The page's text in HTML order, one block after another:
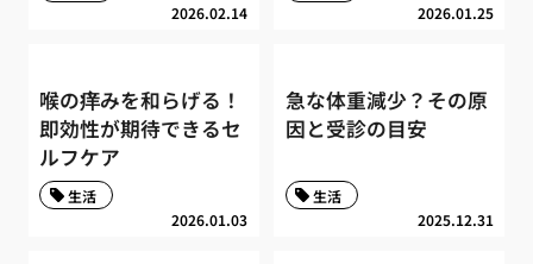
2026.02.14 2026.01.25
喉の痒みを和らげる！
即効性が期待できるセ
ルフケア
2026.01.03
生活
急な体重減少？その原
因と受診の目安
2025.12.31
生活